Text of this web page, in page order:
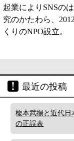
起業によりSNSの
究のかたわら、
くりのNPO設立。
最近の投稿
榎本武揚と近代
の正誤表